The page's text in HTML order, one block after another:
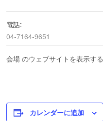
電話:
04-7164-9651
会場 のウェブサイトを表示する
カレンダーに追加